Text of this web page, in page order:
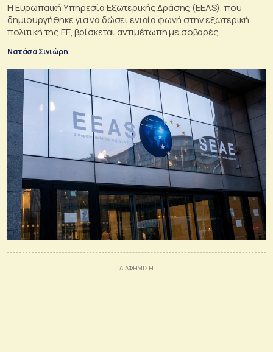
Η Ευρωπαϊκή Υπηρεσία Εξωτερικής Δράσης (EEAS), που
δημιουργήθηκε για να δώσει ενιαία φωνή στην εξωτερική
πολιτική της ΕΕ, βρίσκεται αντιμέτωπη με σοβαρές
Νατάσα Σινιώρη